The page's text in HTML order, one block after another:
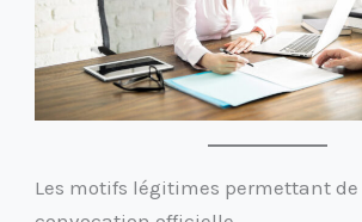
Les motifs légitimes permettant